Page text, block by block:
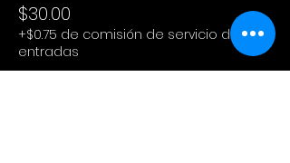
$30.00
+$0.75 de comisión de servicio de
entradas